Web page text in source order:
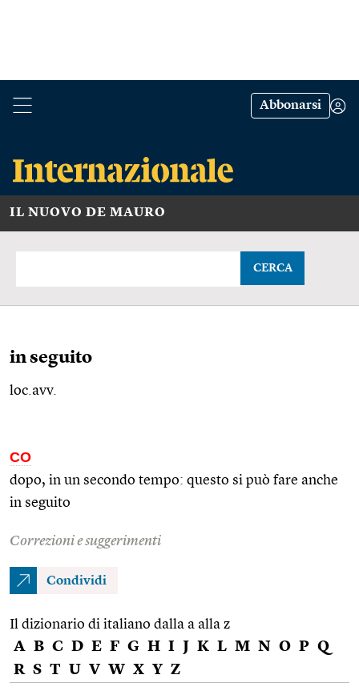
Abbonarsi
IL NUOVO DE MAURO
CERCA
in seguito
loc.avv.
CO
dopo, in un secondo tempo: questo si può fare anche
in seguito
Correzioni e suggerimenti
Condividi
Il dizionario di italiano dalla a alla z
A B C D E F G H I J K L M N O P Q
R S T U V W X Y Z